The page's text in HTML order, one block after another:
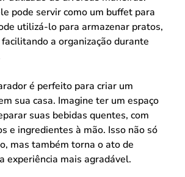
pode servir como um buffet para
utilizá-lo para armazenar pratos,
a organização durante
é perfeito para criar um
sua casa. Imagine ter um espaço
suas bebidas quentes, com
e ingredientes à mão. Isso não só
mas também torna o ato de
experiência mais agradável.